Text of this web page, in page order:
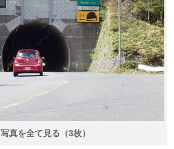
写真を全て見る（3枚）